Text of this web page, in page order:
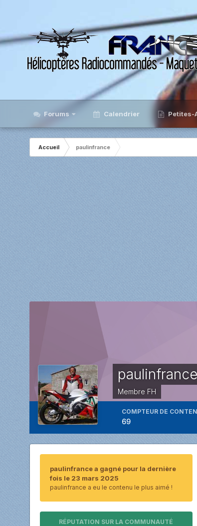
Forums Calendrier Petites-
Accueil paulinfrance
paulinfrance
Membre FH
COMPTEUR DE
69
paulinfrance a gagné pour la dernière
fois le 23 mars 2025
paulinfrance a eu le contenu le plus aimé !
RÉPUTATION SUR LA COMMUNAUTÉ